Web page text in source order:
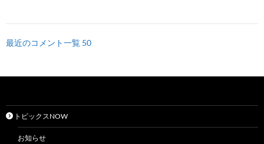
最近のコメント一覧 50
トピックスNOW
お知らせ